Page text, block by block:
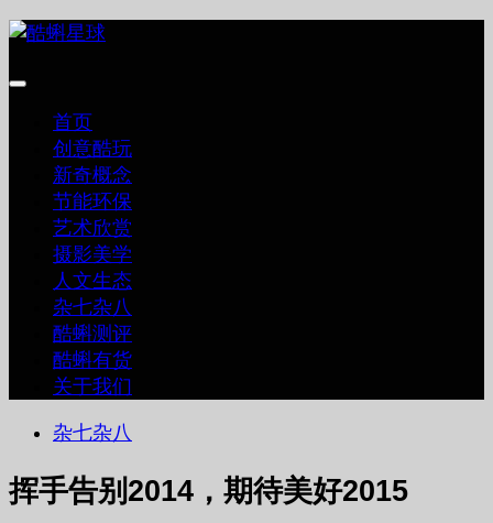
跳
内
首页
创意酷玩
新奇概念
节能环保
艺术欣赏
摄影美学
人文生态
杂七杂八
酷蝌测评
酷蝌有货
关于我们
杂七杂八
挥手告别2014，期待美好2015